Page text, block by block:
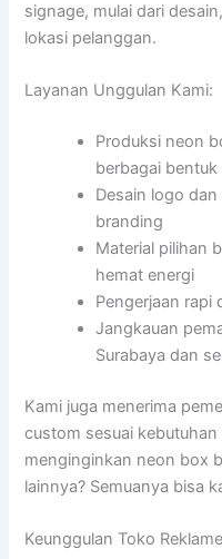
signage, mulai dari
lokasi pelanggan.
Layanan Unggulan Kami:
Produksi neon
berbagai
Desain logo
branding
Material pilihan
hemat energi
Pengerjaan rapi
Jangkauan
Surabaya dan
Kami juga menerima
custom sesuai
menginginkan neon box
lainnya? Semuanya bisa
Keunggulan Toko